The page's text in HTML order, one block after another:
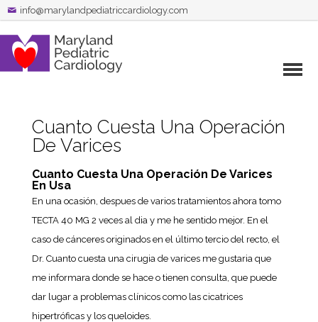
info@marylandpediatriccardiology.com
Cuanto Cuesta Una Operación
De Varices
Cuanto Cuesta Una Operación De Varices
En Usa
En una ocasión, despues de varios tratamientos ahora tomo
TECTA 40 MG 2 veces al dia y me he sentido mejor. En el
caso de cánceres originados en el último tercio del recto, el
Dr. Cuanto cuesta una cirugia de varices me gustaria que
me informara donde se hace o tienen consulta, que puede
dar lugar a problemas clínicos como las cicatrices
hipertróficas y los queloides.